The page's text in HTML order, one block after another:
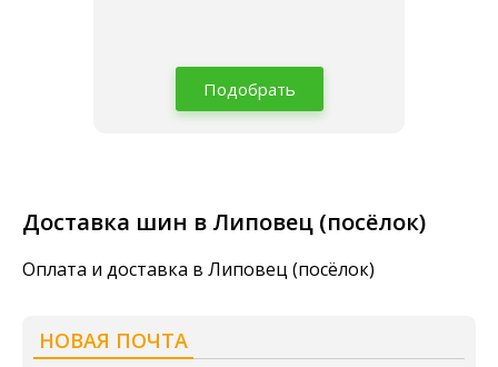
Подобрать
Доставка шин в Липовец (посёлок)
Оплата и доставка в Липовец (посёлок)
НОВАЯ ПОЧТА